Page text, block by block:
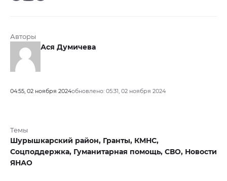
Авторы
Ася Думичева
04:55, 02 ноября 2024обновлено: 05:31, 02 ноября 2024
Темы
Шурышкарский район, Гранты, КМНС,
Соцподдержка, Гуманитарная помощь, СВО, Новости
ЯНАО